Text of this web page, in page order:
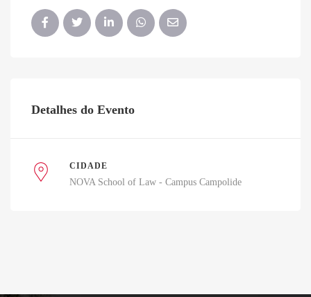
Detalhes do Evento
CIDADE
NOVA School of Law - Campus Campolide